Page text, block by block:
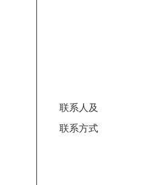
联系人及
联系方式